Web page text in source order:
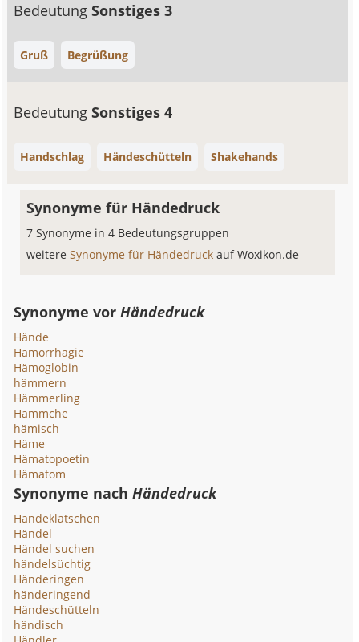
BedeutungSonstiges 3
Gruß Begrüßung
BedeutungSonstiges 4
Handschlag Händeschütteln Shakehands
Synonyme für Händedruck
7 Synonyme in 4 Bedeutungsgruppen
weitereSynonyme für Händedruckauf Woxikon.de
Synonyme vorHändedruck
Hände
Hämorrhagie
Hämoglobin
hämmern
Hämmerling
Hämmche
hämisch
Häme
Hämatopoetin
Hämatom
Synonyme nachHändedruck
Händeklatschen
Händel
Händel suchen
händelsüchtig
Händeringen
händeringend
Händeschütteln
händisch